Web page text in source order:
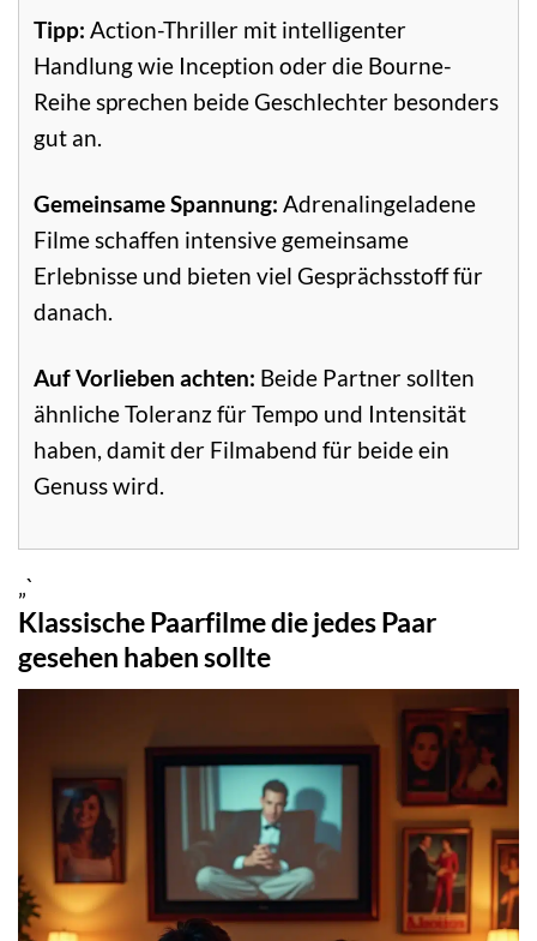
Tipp: Action-Thriller mit intelligenter
Handlung wie Inception oder die Bourne-
Reihe sprechen beide Geschlechter besonders
gut an.
Gemeinsame Spannung: Adrenalingeladene
Filme schaffen intensive gemeinsame
Erlebnisse und bieten viel Gesprächsstoff für
danach.
Auf Vorlieben achten: Beide Partner sollten
ähnliche Toleranz für Tempo und Intensität
haben, damit der Filmabend für beide ein
Genuss wird.
„`
Klassische Paarfilme die jedes Paar
gesehen haben sollte